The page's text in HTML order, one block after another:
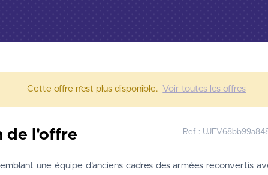
Cette offre n’est plus disponible. Voir toutes les offres
de l'offre Ref :
une équipe d'anciens cadres des armées reconvertis